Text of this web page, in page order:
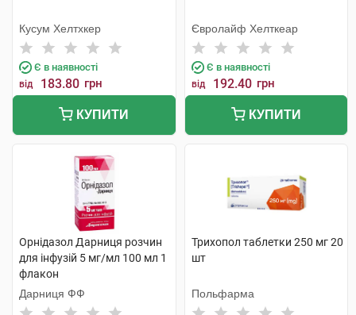
Кусум Хелтхкер
Є в наявності
від 183.80 грн
КУПИТИ
Євролайф Хелткеар
Є в наявності
від 192.40 грн
КУПИТИ
Орнідазол Дарниця розчин
для інфузій 5 мг/мл 100 мл 1
флакон
Дарниця ФФ
Трихопол таблетки 250 мг 20
шт
Польфарма